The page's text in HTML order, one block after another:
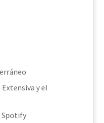
y el
Spotify